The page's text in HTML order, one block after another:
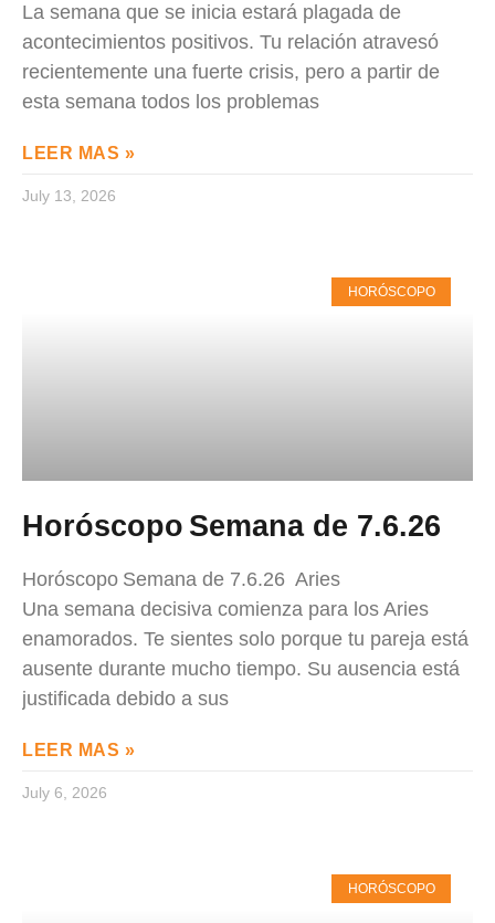
La semana que se inicia estará plagada de
acontecimientos positivos. Tu relación atravesó
recientemente una fuerte crisis, pero a partir de
esta semana todos los problemas
LEER MAS »
July 13, 2026
HORÓSCOPO
Horóscopo Semana de 7.6.26
Horóscopo Semana de 7.6.26 Aries
Una semana decisiva comienza para los Aries
enamorados. Te sientes solo porque tu pareja está
ausente durante mucho tiempo. Su ausencia está
justificada debido a sus
LEER MAS »
July 6, 2026
HORÓSCOPO